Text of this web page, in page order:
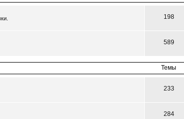
198
589
Темы
233
284